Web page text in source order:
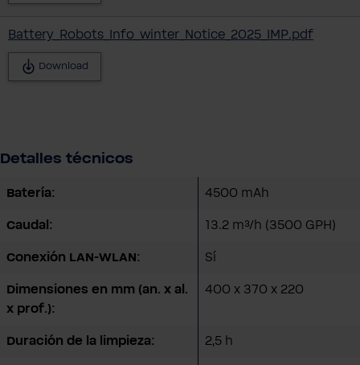
Battery_Robots_Info_winter_Notice_2025_IMP.pdf
Download
Detalles técnicos
Batería: 4500 mAh
Caudal: 13.2 m³/h (3500 GPH)
Conexión LAN-WLAN: Sí
Dimensiones en mm (an. x al.
x prof.):
400 x 370 x 220
Duración de la limpieza: 2,5 h